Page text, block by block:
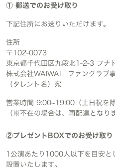
① 郵送でのお受け取り
下記住所にお送りいただけます。
住所
〒102-0073
東京都千代田区九段北1-2-3 フナ
株式会社WAIWAI ファンクラブ
（タレント名）宛
営業時間 9:00~19:00（土日祝を除
（※不在の場合は、再配達となり
②プレゼントBOXでのお受け取り
1公演あたり1000人以下を目安と
設置いたします。